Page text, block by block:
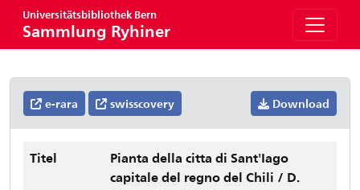
Universitätsbibliothek Bern
Sammlung Ryhiner
e-rara swisscovery Download
Titel
Pianta della citta di Sant'Iago
capitale del regno del Chili / D.